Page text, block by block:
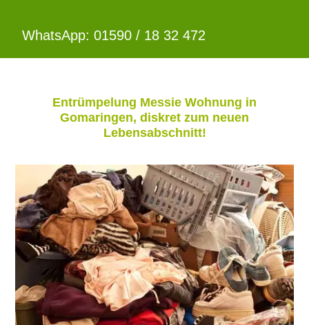
WhatsApp: 01590 / 18 32 472
Entrümpelung Messie Wohnung in
Gomaringen, diskret zum neuen
Lebensabschnitt!